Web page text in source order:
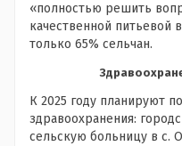
«полностью решить
качественной питьевой
только 65% сельчан.
К 2025 году планируют
здравоохранения:
сельскую больницу в с.